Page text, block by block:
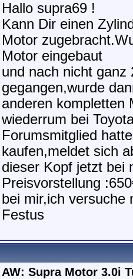
Hallo supra69 !
Kann Dir einen
Motor
Motor eingebaut
und nach nicht ganz
gegangen,wurde
anderen kompletten
wiederrum bei
Forumsmitglied
kaufen,meldet sich
dieser Kopf jetzt bei
Preisvorstellung
bei mir,ich versuche
Festus
AW: Supra Motor 3.0i